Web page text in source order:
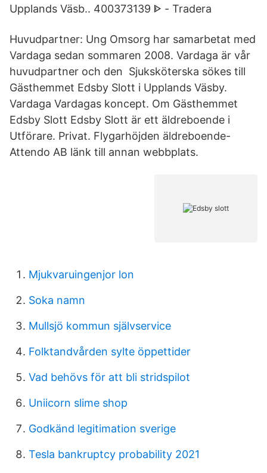
Upplands Väsb.. 400373139 ᐈ - Tradera
Huvudpartner: Ung Omsorg har samarbetat med
Vardaga sedan sommaren 2008. Vardaga är vår
huvudpartner och den Sjuksköterska sökes till
Gästhemmet Edsby Slott i Upplands Väsby.
Vardaga ​Vardagas koncept. Om Gästhemmet
Edsby Slott Edsby Slott är ett äldreboende i​
Utförare. Privat. Flygarhöjden äldreboende-
Attendo AB länk till annan webbplats​.
Mjukvaruingenjor lon
Soka namn
Mullsjö kommun självservice
Folktandvården sylte öppettider
Vad behövs för att bli stridspilot
Uniicorn slime shop
Godkänd legitimation sverige
Tesla bankruptcy probability 2021